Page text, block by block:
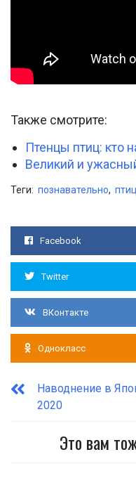
Также смотрите:
Птенцы птиц: кто
Великий и
Теги: познавательно,
Facebook
Twitter
ВКонтакте
Однокласс
Наводнение в
2020
Это вам